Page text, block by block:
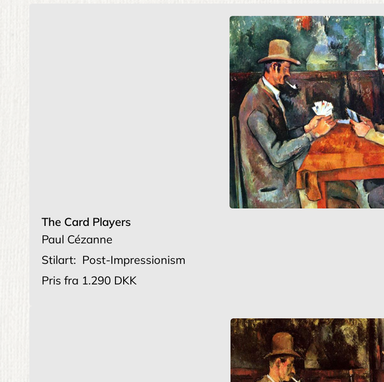
The Card Players
Paul Cézanne
Stilart: Post-Impressionism
Pris fra 1.290 DKK